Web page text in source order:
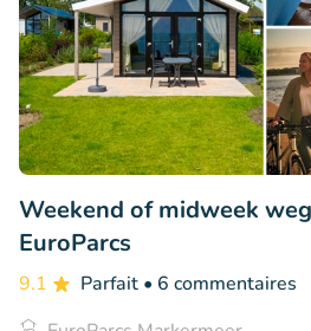
Weekend of midweek
EuroParcs
9.1 Parfait • 6 commentaires